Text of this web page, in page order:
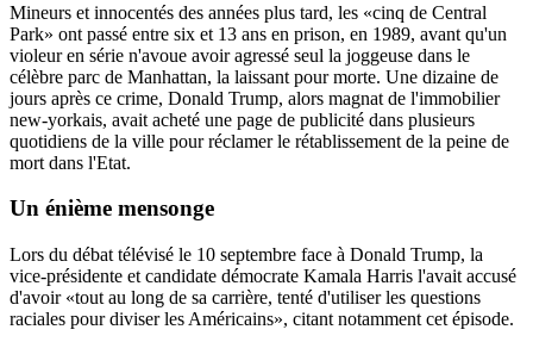
Mineurs et innocentés des années plus tard, les «cinq de Central
Park» ont passé entre six et 13 ans en prison, en 1989, avant qu'un
violeur en série n'avoue avoir agressé seul la joggeuse dans le
célèbre parc de Manhattan, la laissant pour morte. Une dizaine de
jours après ce crime, Donald Trump, alors magnat de l'immobilier
new-yorkais, avait acheté une page de publicité dans plusieurs
quotidiens de la ville pour réclamer le rétablissement de la peine de
mort dans l'Etat.
Un énième mensonge
Lors du débat télévisé le 10 septembre face à Donald Trump, la
vice-présidente et candidate démocrate Kamala Harris l'avait accusé
d'avoir «tout au long de sa carrière, tenté d'utiliser les questions
raciales pour diviser les Américains», citant notamment cet épisode.